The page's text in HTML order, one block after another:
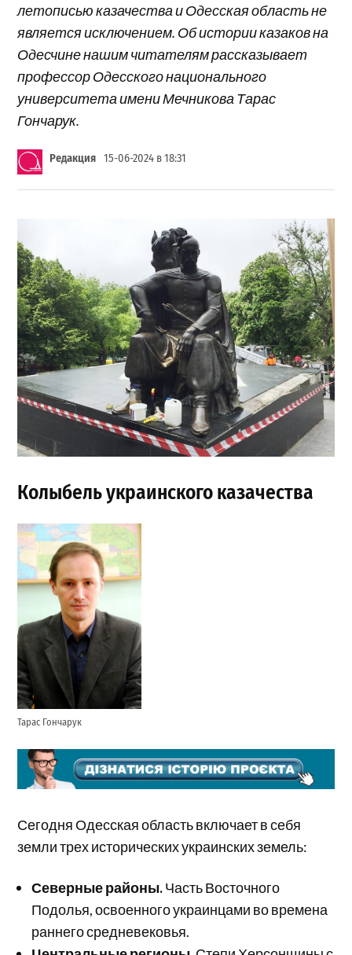
летописью казачества и Одесская область не
является исключением. Об истории казаков на
Одесчине нашим читателям рассказывает
профессор Одесского национального
университета имени Мечникова Тарас
Гончарук.
Редакция 15-06-2024 в 18:31
Колыбель украинского казачества
Тарас Гончарук
Сегодня Одесская область включает в себя
земли трех исторических украинских земель:
Северные районы.Часть Восточного
Подолья, освоенного украинцами во времена
раннего средневековья.